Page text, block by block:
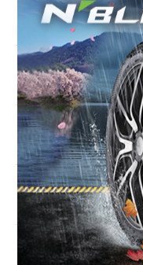
새 타이어인데 소음
타이어 교체 후 승차
고속에서 진동이 심
타이어 안쪽만 닳는
타이어 바깥쪽만 닳